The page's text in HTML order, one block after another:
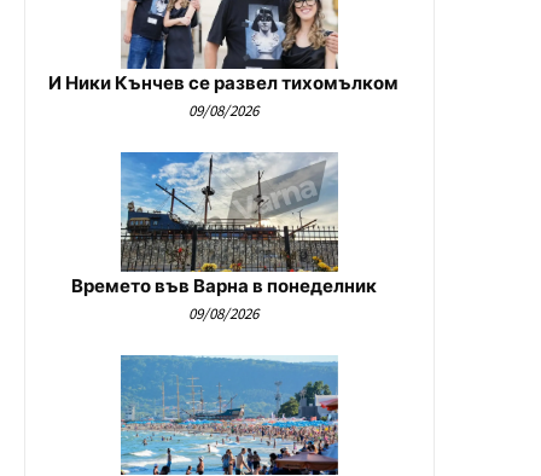
И Ники Кънчев се развел тихомълком
09/08/2026
Времето във Варна в понеделник
09/08/2026